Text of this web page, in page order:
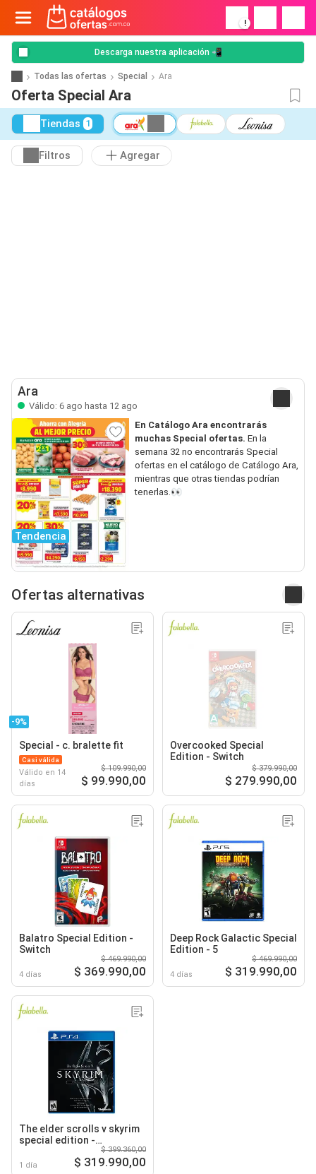
!
Descarga nuestra aplicación 📲
Todas las ofertas Special Ara
Oferta Special Ara
Tiendas 1
Filtros Agregar
Ara
Válido: 6 ago hasta 12 ago
Tendencia
En Catálogo Ara encontrarás
muchas Special ofertas. En la
semana 32 no encontrarás Special
ofertas en el catálogo de Catálogo Ara,
mientras que otras tiendas podrían
tenerlas.👀
Ofertas alternativas
-9%
Special - c. bralette fit
Casi válida
Válido en 14
días
$ 109.990,00
$ 99.990,00
Overcooked Special
Edition - Switch
$ 379.990,00
$ 279.990,00
Balatro Special Edition -
Switch
4 días
$ 469.990,00
$ 369.990,00
Deep Rock Galactic Special
Edition - 5
4 días
$ 469.990,00
$ 319.990,00
The elder scrolls v skyrim
special edition -
1 día
$ 399.360,00
$ 319.990,00